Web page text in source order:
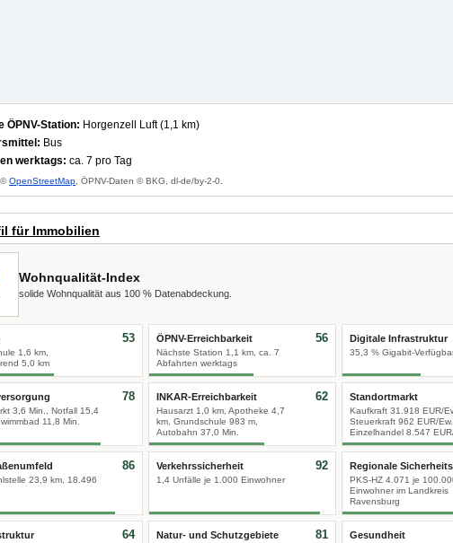
ÖPNV-Station: Horgenzell Luft (1,1 km)
Bus
werktags: ca. 7 pro Tag
©OpenStreetMap , ÖPNV-Daten © BKG, dl-de/by-2-0.
für Immobilien
Wohnqualität-Index
solide Wohnqualität aus 100 % Datenabdeckung.
1,6 km,
5,0 km
53 ÖPNV-Erreichbarkeit
Nächste Station 1,1 km, ca. 7
Abfahrten werktags
56 Digitale Infrastruktur
35,3 % Gigabit-
3,6 Min., Notfall 15,4
11,8 Min.
78 INKAR-Erreichbarkeit
Hausarzt 1,0 km, Apotheke 4,7
km, Grundschule 983 m,
Autobahn 37,0 Min.
62 Standortmarkt
Kaufkraft 31.918 EUR/
Steuerkraft 962 EUR/Ew.,
Einzelhandel 8.547
23,9 km, 18.496
86 Verkehrssicherheit
1,4 Unfälle je 1.000 Einwohner
92 Regionale
PKS-HZ 4.071 je
Einwohner im Landkreis
Ravensburg
64 Natur- und Schutzgebiete 81 Gesundheit